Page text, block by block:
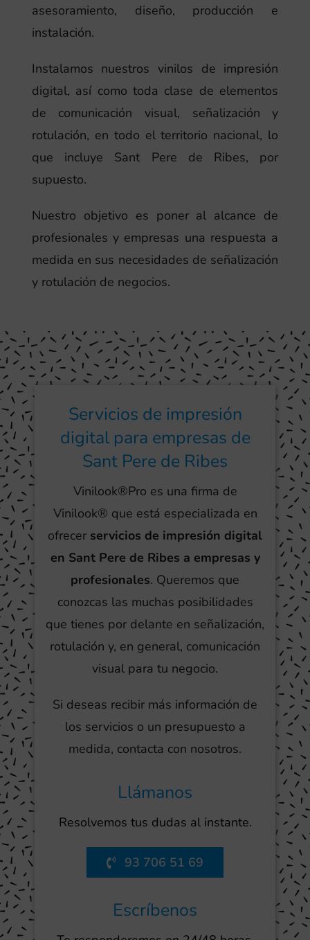
asesoramiento, diseño, producción e
instalación.
Instalamos nuestros vinilos de impresión
digital, así como toda clase de elementos
de comunicación visual, señalización y
rotulación, en todo el territorio nacional, lo
que incluye Sant Pere de Ribes, por
supuesto.
Nuestro objetivo es poner al alcance de
profesionales y empresas una respuesta a
medida en sus necesidades de señalización
y rotulación de negocios.
Servicios de impresión
digital para empresas de
Sant Pere de Ribes
Vinilook®Pro es una firma de
Vinilook® que está especializada en
ofrecer servicios de impresión digital
en Sant Pere de Ribes a empresas y
profesionales. Queremos que
conozcas las muchas posibilidades
que tienes por delante en señalización,
rotulación y, en general, comunicación
visual para tu negocio.
Si deseas recibir más información de
los servicios o un presupuesto a
medida, contacta con nosotros.
Llámanos
Resolvemos tus dudas al instante.
93 706 51 69
Escríbenos